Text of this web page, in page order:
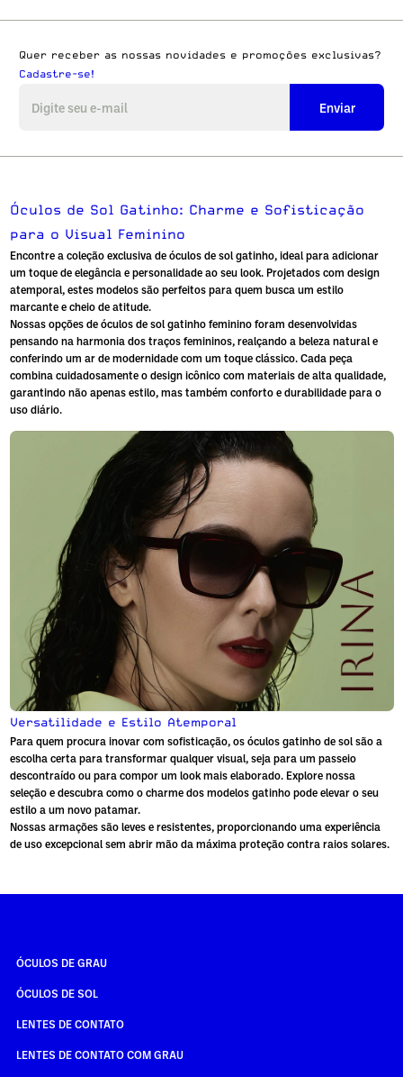
Quer receber as nossas novidades e promoções exclusivas?
Cadastre-se!
Enviar
Óculos de Sol Gatinho: Charme e Sofisticação
para o Visual Feminino
Encontre a coleção exclusiva de óculos de sol gatinho, ideal para adicionar
um toque de elegância e personalidade ao seu look. Projetados com design
atemporal, estes modelos são perfeitos para quem busca um estilo
marcante e cheio de atitude.
Nossas opções de óculos de sol gatinho femininoforam desenvolvidas
pensando na harmonia dos traços femininos, realçando a beleza natural e
conferindo um ar de modernidade com um toque clássico. Cada peça
combina cuidadosamente o design icônico com materiais de alta qualidade,
garantindo não apenas estilo, mas também conforto e durabilidade para o
uso diário.
Versatilidade e Estilo Atemporal
Para quem procura inovar com sofisticação, os óculos gatinho de solsão a
escolha certa para transformar qualquer visual, seja para um passeio
descontraído ou para compor um look mais elaborado. Explore nossa
seleção e descubra como o charme dos modelos gatinho pode elevar o seu
estilo a um novo patamar.
Nossas armações são leves e resistentes, proporcionando uma experiência
de uso excepcional sem abrir mão da máxima proteção contra raios solares.
ÓCULOS DE GRAU
ÓCULOS DE SOL
LENTES DE CONTATO
LENTES DE CONTATO COM GRAU